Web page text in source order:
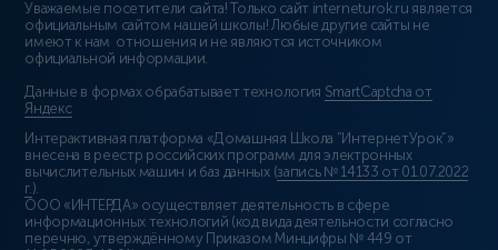
Уважаемые посетители сайта! Только сайт interneturok.ru является
официальным сайтом нашей школы! Любые другие сайты не
имеют к нам отношения и не являются источником
официальной информации.
Данные в формах обрабатывает технология SmartCaptcha от
Яндекс
Интерактивная платформа «Домашняя Школа “ИнтернетУрок”»
внесена в реестр российских программ для электронных
вычислительных машин и баз данных (запись № 14133 от 01.07.2022
г.).
ООО «ИНТЕРДА» осуществляет деятельность в сфере
информационных технологий (код вида деятельности согласно
перечню, утверждённому Приказом Минцифры № 449 от